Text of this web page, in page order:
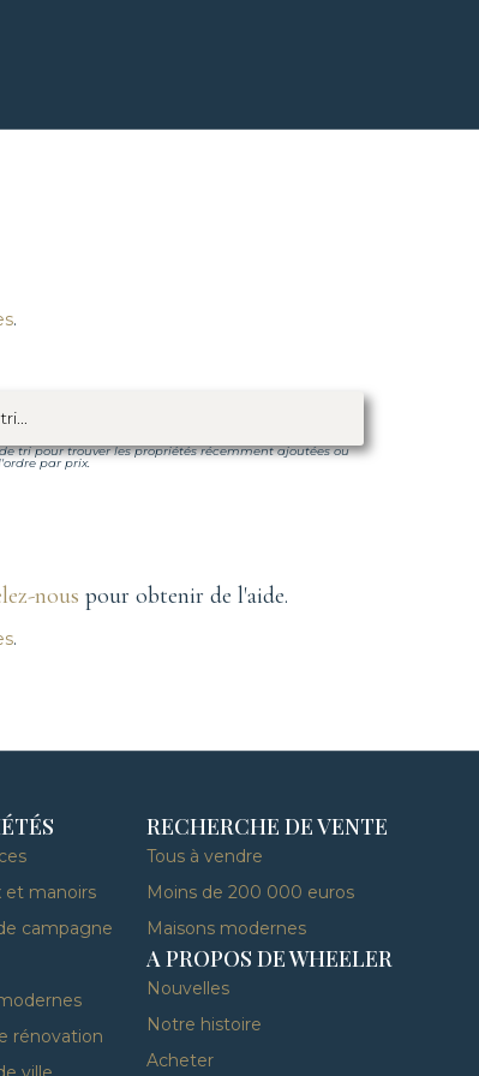
.
tri pour trouver les propriétés récemment ajoutées ou
par prix.
nous pour obtenir de l'aide.
.
et manoirs
campagne
rénovation
RECHERCHE DE VENTE
Tous à vendre
Moins de 200 000 euros
Maisons modernes
A PROPOS DE WHEELER
Nouvelles
Notre histoire
Acheter